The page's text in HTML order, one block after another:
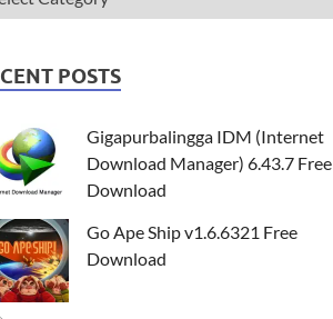
POSTS
Gigapurbalingga IDM (Internet
Download Manager) 6.43.7 Free
Download
Go Ape Ship v1.6.6321 Free
Download